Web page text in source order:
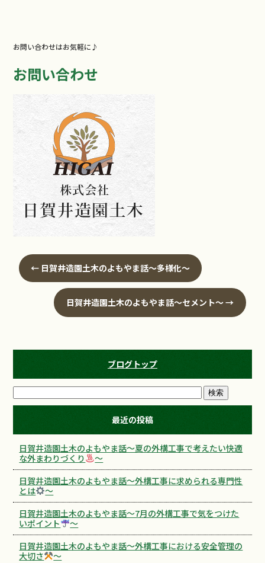
お問い合わせはお気軽に♪
お問い合わせ
← 日賀井造園土木のよもやま話～多様化～
日賀井造園土木のよもやま話～セメント～→
ブログトップ
最近の投稿
日賀井造園土木のよもやま話～夏の外構工事で考えたい快適
な外まわりづくり
～
日賀井造園土木のよもやま話～外構工事に求められる専門性
とは
～
日賀井造園土木のよもやま話～7月の外構工事で気をつけた
いポイント
～
日賀井造園土木のよもやま話～外構工事における安全管理の
大切さ
～